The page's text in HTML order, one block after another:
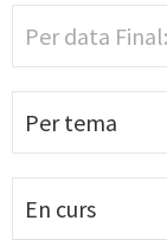
Per tema